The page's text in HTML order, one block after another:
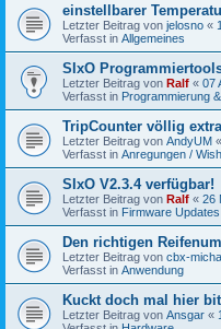
einstellbarer
Letzter Beitrag von jelosno «
Verfasst in Allgemeines
SIxO
Letzter Beitrag von Ralf « 07
Verfasst in Programmierung
TripCounter völlig
Letzter Beitrag von AndyUM «
Verfasst in Anregungen /
SIxO V2.3.4 verfügbar!
Letzter Beitrag von Ralf « 26
Verfasst in Firmware Updates
Den richtigen
Letzter Beitrag von cbx-
Verfasst in Anwendung
Kuckt doch mal hier
Letzter Beitrag von Ansgar «